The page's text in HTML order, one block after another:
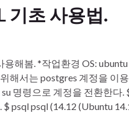
기초 사용법.
해봄. *작업환경 OS:
해서는 postgres 계정을 이
명령으로 계정을 전환한다.
psql psql (14.12 (Ubuntu